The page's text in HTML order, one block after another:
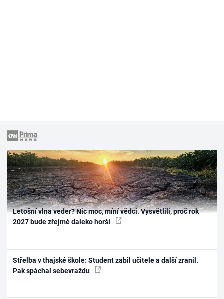
Letošní vlna veder? Nic moc, míní vědci. Vysvětlili, proč rok
2027 bude zřejmě daleko horší
Střelba v thajské škole: Student zabil učitele a další zranil.
Pak spáchal sebevraždu